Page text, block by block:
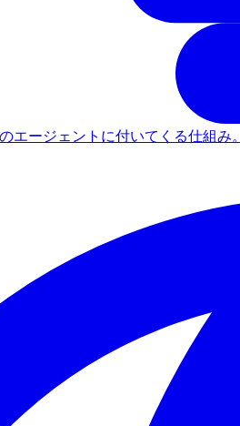
エージェントに付いてくる仕組み。